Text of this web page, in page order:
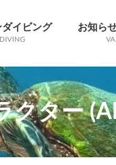
ダイビング
DIVING
お知ら
クター